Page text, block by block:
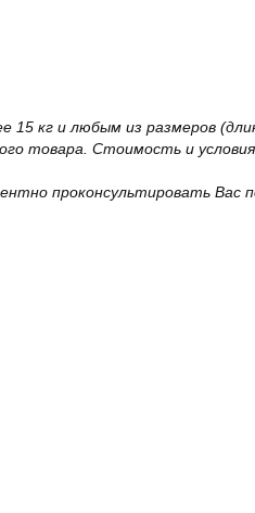
15 кг и любым из размеров
товара. Стоимость и
проконсультировать Вас